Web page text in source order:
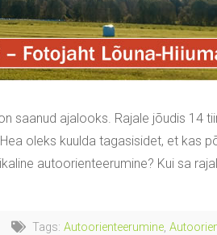
saanud ajalooks. Rajale jõudis 14
oleks kuulda tagasisidet, et kas
autoorienteerumine? Kui sa
Tags: Autoorienteerumine,